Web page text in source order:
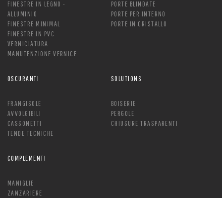
FINESTRE IN LEGNO -
ALLUMINIO
FINESTRE MINIMAL
FINESTRE IN PVC
VERNICIATURA
MANUTENZIONE VERNICE
PORTE BLINDATE
PORTE PER INTERNO
PORTE IN CRISTALLO
OSCURANTI
FRANGISOLE
AVVOLGIBILI
CASSONETTI
TENDE TECNICHE
SOLUTIONS
BOISERIE
PERGOLE
CHIUSURE TRASPARENTI
COMPLEMENTI
MANIGLIE
ZANZARIERE